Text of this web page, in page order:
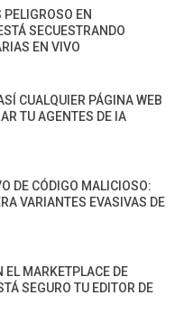
PELIGROSO EN
SECUESTRANDO
EN VIVO
CUALQUIER PÁGINA WEB
TU AGENTES DE IA
DE CÓDIGO MALICIOSO:
VARIANTES EVASIVAS DE
EL MARKETPLACE DE
SEGURO TU EDITOR DE